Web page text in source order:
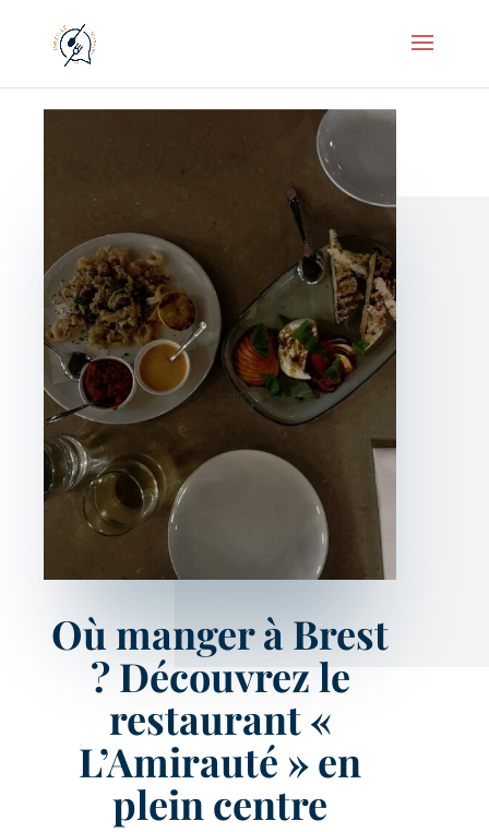
Où manger à Brest
? Découvrez le
restaurant «
L’Amirauté » en
plein centre